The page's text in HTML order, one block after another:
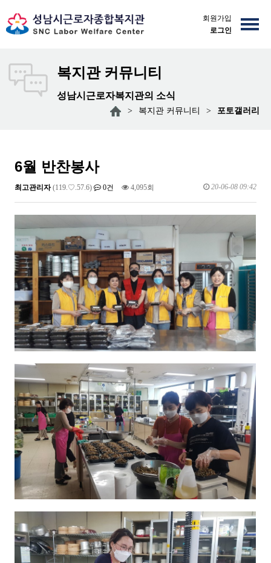
회원가입
로그인
복지관 커뮤니티
성남시근로자복지관의 소식
> 복지관 커뮤니티 > 포토갤러리
6월 반찬봉사
최고관리자(119.♡.57.6) 0건 4,095회 20-06-08 09:42